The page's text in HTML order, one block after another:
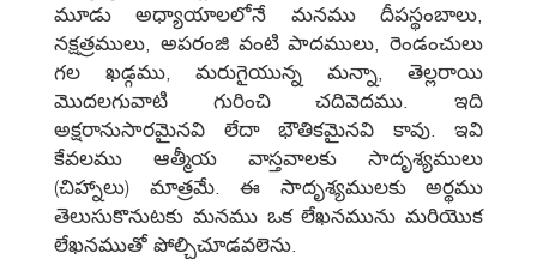
మూడు అధ్యాయాలలోనే మనము దీపస్థంబాలు,
నక్షత్రములు, అపరంజి వంటి పాదములు, రెండంచులు
గల ఖడ్గము, మరుగైయున్న మన్నా, తెల్లరాయి
మొదలగువాటి గురించి చదివెదము. ఇది
అక్షరానుసారమైనవి లేదా భౌతికమైనవి కావు. ఇవి
కేవలము ఆత్మీయ వాస్తవాలకు సాదృశ్యములు
(చిహ్నాలు) మాత్రమే. ఈ సాదృశ్యములకు అర్థము
తెలుసుకొనుటకు మనము ఒక లేఖనమును మరియొక
లేఖనముతో పోల్చిచూడవలెను.